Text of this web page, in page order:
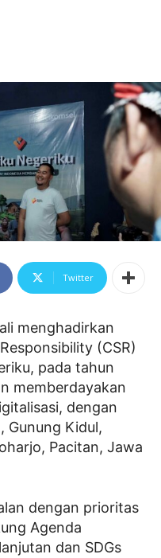
Twitter
menghadirkan
(CSR)
pada tahun
memberdayakan
dengan
Gunung Kidul,
Pacitan, Jawa
dengan prioritas
Agenda
dan SDGs